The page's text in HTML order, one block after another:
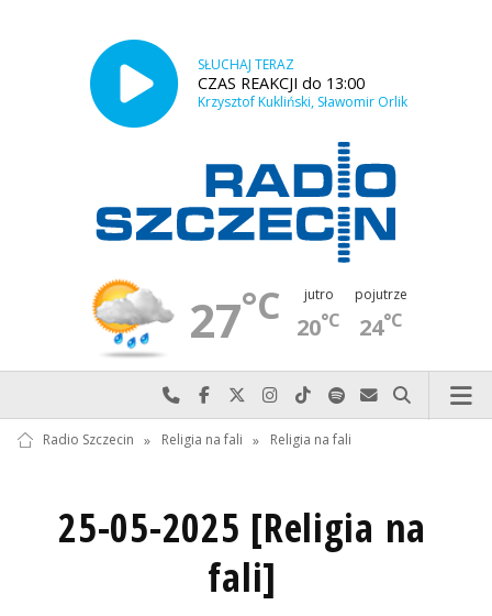
SŁUCHAJ TERAZ
CZAS REAKCJI do 13:00
Krzysztof Kukliński, Sławomir Orlik
27°C jutro
20°C
pojutrze
24°C
Najlepiej po prostu do nas zadzwoń
Odwiedź nas na Facebook-u
Odwiedź nas na X
Odwiedź nas na Instagram-ie
Odwiedź nas na TikTok-u
Szukaj nas na Spotify
Wyślij do nas
Szukaj
Radio Szczecin » Religia na fali » Religia na fali
25-05-2025 [Religia na
fali]